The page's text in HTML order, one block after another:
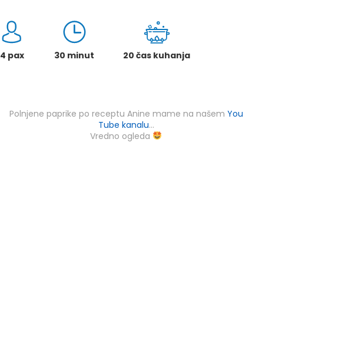
4 pax 30 minut 20 čas kuhanja
Polnjene paprike po receptu Anine mame na našem You
Tube kanalu...
Vredno ogleda